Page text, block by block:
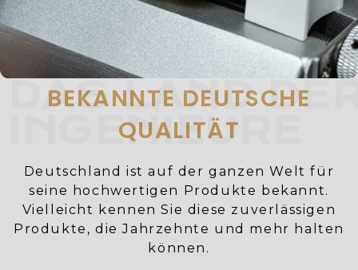
BEKANNTE DEUTSCHE
QUALITÄT
DAS LAND
INGENIEURE
Deutschland ist auf der ganzen Welt für
seine hochwertigen Produkte bekannt.
Vielleicht kennen Sie diese zuverlässigen
Produkte, die Jahrzehnte und mehr halten
können.